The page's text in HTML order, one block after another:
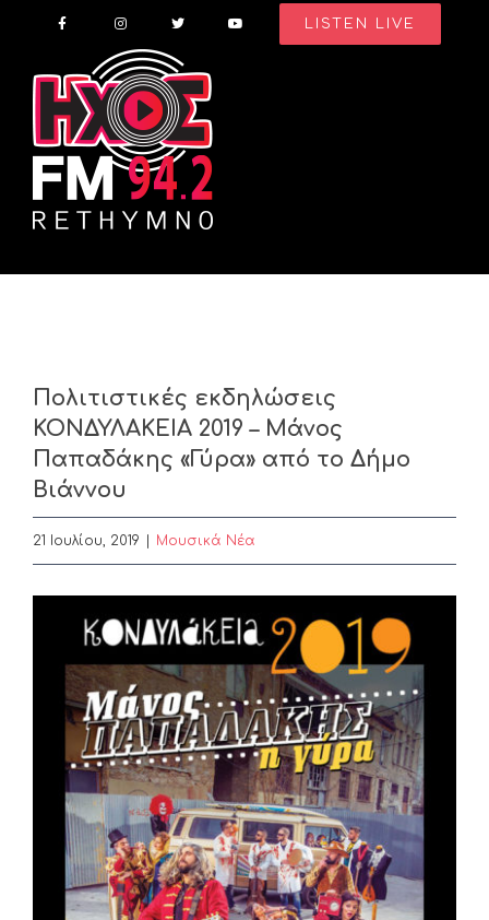
content
LISTEN LIVE
Πολιτιστικές εκδηλώσεις
ΚΟΝΔΥΛΑΚΕΙΑ 2019 – Μάνος
Παπαδάκης «Γύρα» από το Δήμο
Βιάννου
21 Ιουλίου, 2019 Μουσικά Νέα
Larger
Image